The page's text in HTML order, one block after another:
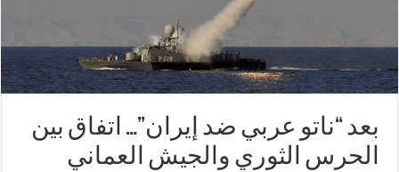
بعد “ناتو عربي ضد إيران”… اتفاق بين
الحرس الثوري والجيش العماني